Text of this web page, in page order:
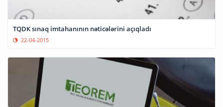
TQDK sınaq imtahanının nəticələrini açıqladı
22-04-2015